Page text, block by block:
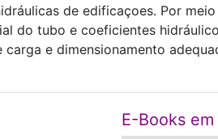
de edificaçoes. Por
do tubo e coeficientes
e dimensionamento
E-Books em